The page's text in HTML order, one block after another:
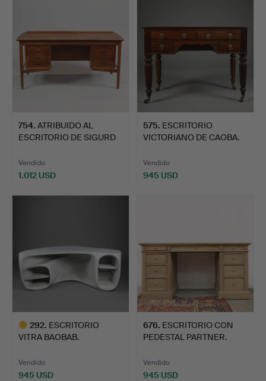
754. ATRIBUIDO AL
ESCRITORIO DE SIGURD
Vendido
1.012 USD
575. ESCRITORIO
VICTORIANO DE CAOBA.
Vendido
945 USD
292. ESCRITORIO
VITRA BAOBAB.
Vendido
945 USD
676. ESCRITORIO CON
PEDESTAL PARTNER.
Vendido
945 USD